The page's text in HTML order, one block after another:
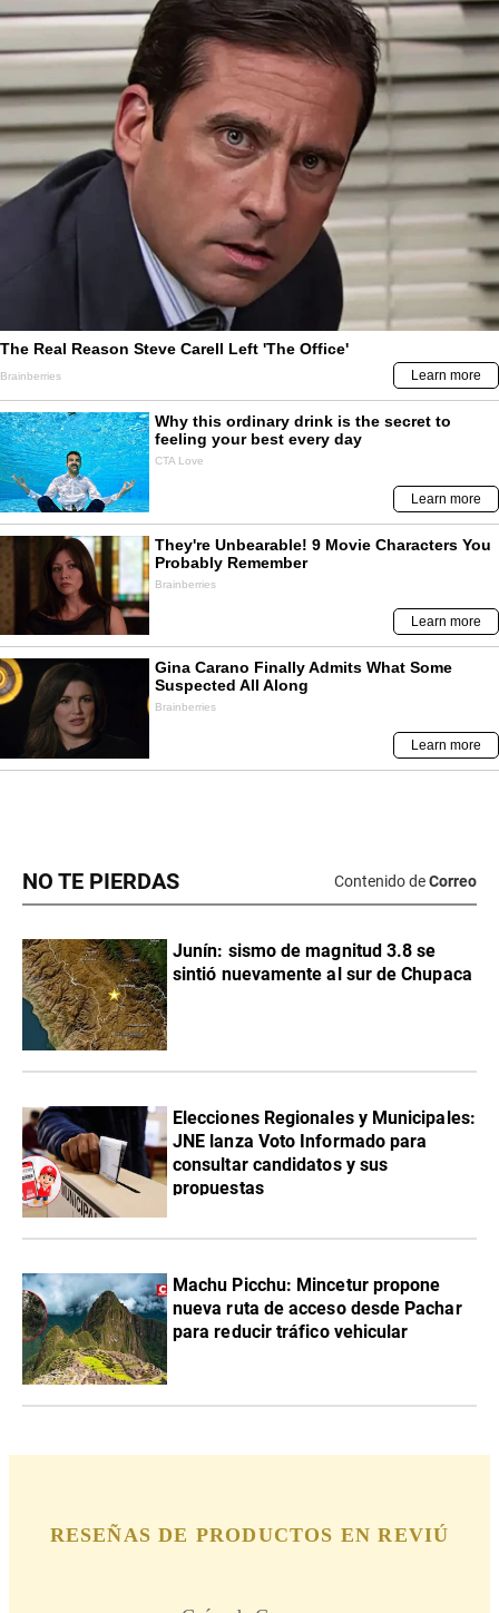
NO TE PIERDAS Contenido deCorreo
Junín: sismo de magnitud 3.8 se
sintió nuevamente al sur de Chupaca
Elecciones Regionales y Municipales:
JNE lanza Voto Informado para
consultar candidatos y sus
propuestas
Machu Picchu: Mincetur propone
nueva ruta de acceso desde Pachar
para reducir tráfico vehicular